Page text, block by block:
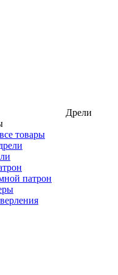
Дрели
товары
патрон